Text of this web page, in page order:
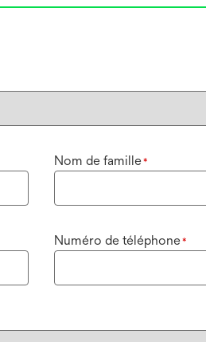
Nom de famille*
Numéro de téléphone*